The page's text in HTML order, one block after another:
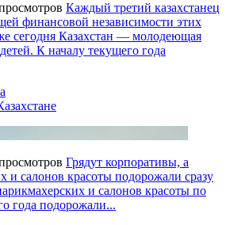
Каждый третий казахстанец
финансовой независимости этих
сегодня Казахстан — молодеющая
К началу текущего года
Грядут корпоративы, а
и салонов красоты подорожали сразу
и салонов красоты по
года подорожали...